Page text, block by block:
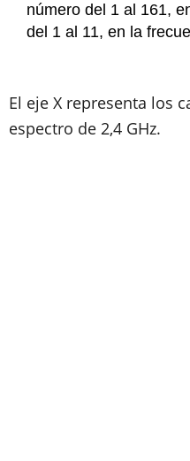
número del 1 al 161,
del 1 al 11, en la
El eje X representa los
espectro de 2,4 GHz.